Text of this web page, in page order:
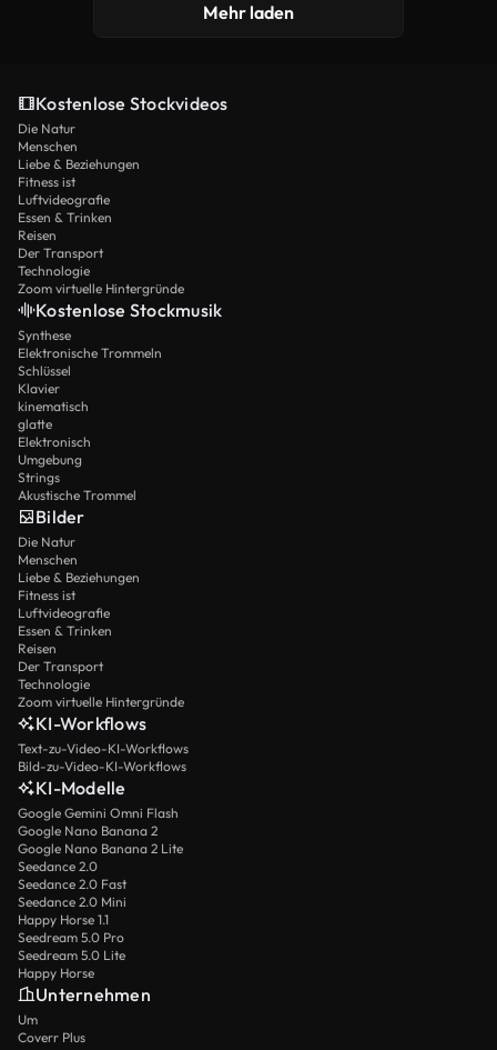
Mehr laden
Kostenlose Stockvideos
Die Natur
Menschen
Liebe & Beziehungen
Fitness ist
Luftvideografie
Essen & Trinken
Reisen
Der Transport
Technologie
Zoom virtuelle Hintergründe
Kostenlose Stockmusik
Synthese
Elektronische Trommeln
Schlüssel
Klavier
kinematisch
glatte
Elektronisch
Umgebung
Strings
Akustische Trommel
Bilder
Die Natur
Menschen
Liebe & Beziehungen
Fitness ist
Luftvideografie
Essen & Trinken
Reisen
Der Transport
Technologie
Zoom virtuelle Hintergründe
KI-Workflows
Text-zu-Video-KI-Workflows
Bild-zu-Video-KI-Workflows
KI-Modelle
Google Gemini Omni Flash
Google Nano Banana 2
Google Nano Banana 2 Lite
Seedance 2.0
Seedance 2.0 Fast
Seedance 2.0 Mini
Happy Horse 1.1
Seedream 5.0 Pro
Seedream 5.0 Lite
Happy Horse
Unternehmen
Um
Coverr Plus